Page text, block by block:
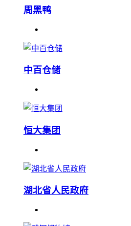
周黑鸭
中百仓储
恒大集团
湖北省人民政府